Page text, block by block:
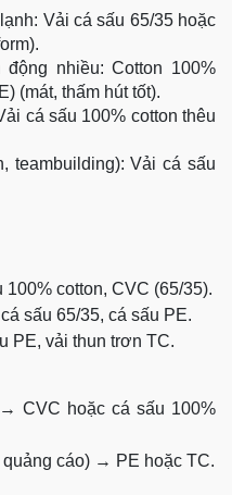
Vải cá sấu 65/35 hoặc
nhiều: Cotton 100%
(mát, thấm hút tốt).
cá sấu 100% cotton thêu
teambuilding): Vải cá sấu
cotton, CVC (65/35).
sấu 65/35, cá sấu PE.
PE, vải thun trơn TC.
CVC hoặc cá sấu 100%
cáo) → PE hoặc TC.